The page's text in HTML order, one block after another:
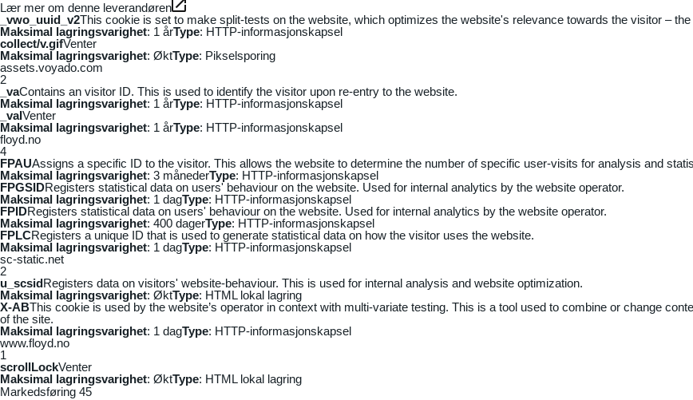
Lær mer om denne leverandøren
_vwo_uuid_v2This cookie is set to make split-tests on the website, which optimizes the website's relevance towards the visitor –
Maksimal lagringsvarighet: 1 årType: HTTP-informasjonskapsel
collect/v.gifVenter
Maksimal lagringsvarighet: ØktType: Pikselsporing
assets.voyado.com
2
_vaContains an visitor ID. This is used to identify the visitor upon re-entry to the website.
Maksimal lagringsvarighet: 1 årType: HTTP-informasjonskapsel
_vaIVenter
Maksimal lagringsvarighet: 1 årType: HTTP-informasjonskapsel
floyd.no
4
FPAUAssigns a specific ID to the visitor. This allows the website to determine the number of specific user-visits for analysis and
Maksimal lagringsvarighet: 3 månederType: HTTP-informasjonskapsel
FPGSIDRegisters statistical data on users' behaviour on the website. Used for internal analytics by the website operator.
Maksimal lagringsvarighet: 1 dagType: HTTP-informasjonskapsel
FPIDRegisters statistical data on users' behaviour on the website. Used for internal analytics by the website operator.
Maksimal lagringsvarighet: 400 dagerType: HTTP-informasjonskapsel
FPLCRegisters a unique ID that is used to generate statistical data on how the visitor uses the website.
Maksimal lagringsvarighet: 1 dagType: HTTP-informasjonskapsel
sc-static.net
2
u_scsidRegisters data on visitors' website-behaviour. This is used for internal analysis and website optimization.
Maksimal lagringsvarighet: ØktType: HTML lokal lagring
X-ABThis cookie is used by the website’s operator in context with multi-variate testing. This is a tool used to combine or change
of the site.
Maksimal lagringsvarighet: 1 dagType: HTTP-informasjonskapsel
www.floyd.no
1
scrollLockVenter
Maksimal lagringsvarighet: ØktType: HTML lokal lagring
Markedsføring 45